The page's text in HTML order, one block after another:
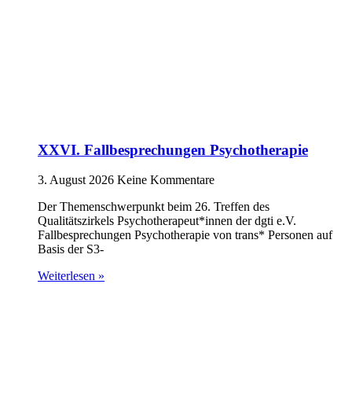
XXVI. Fallbesprechungen Psychotherapie
3. August 2026 Keine Kommentare
Der Themenschwerpunkt beim 26. Treffen des
Qualitätszirkels Psychotherapeut*innen der dgti e.V.
Fallbesprechungen Psychotherapie von trans* Personen auf
Basis der S3-
Weiterlesen »